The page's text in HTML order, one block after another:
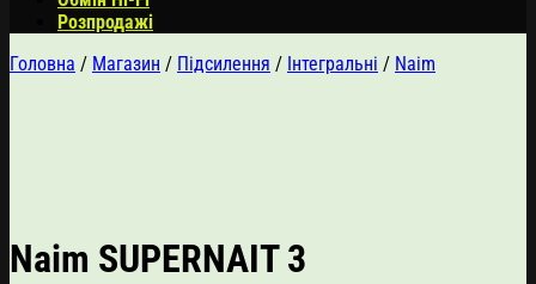
Розпродажі
Головна / Магазин / Підсилення / Інтегральні / Naim
Naim SUPERNAIT 3